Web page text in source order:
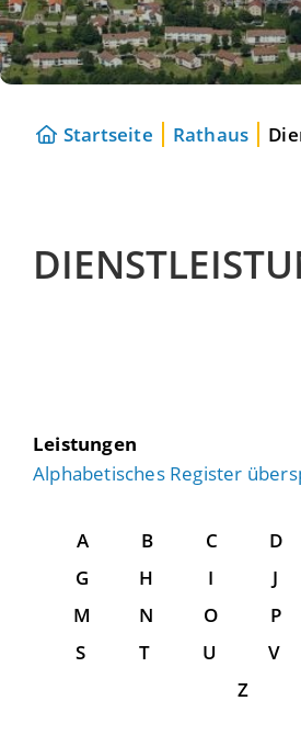
Startseite Rathaus
Leistungen
Alphabetisches Register
A B C D
G
H I J
M
N O P
S
T U V
Z